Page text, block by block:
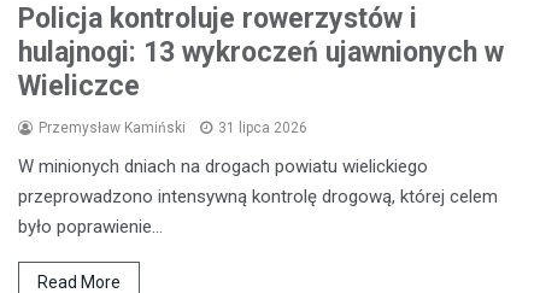
Policja kontroluje rowerzystów i
hulajnogi: 13 wykroczeń ujawnionych w
Wieliczce
Przemysław Kamiński 31 lipca 2026
W minionych dniach na drogach powiatu wielickiego
przeprowadzono intensywną kontrolę drogową, której celem
było poprawienie…
Read More